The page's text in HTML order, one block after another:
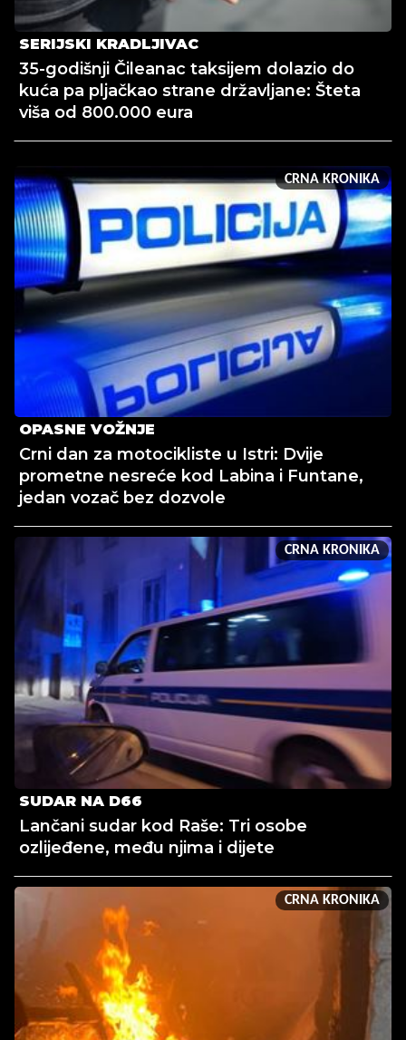
SERIJSKI KRADLJIVAC
35-godišnji Čileanac taksijem dolazio do
kuća pa pljačkao strane državljane: Šteta
viša od 800.000 eura
CRNA KRONIKA
OPASNE VOŽNJE
Crni dan za motocikliste u Istri: Dvije
prometne nesreće kod Labina i Funtane,
jedan vozač bez dozvole
CRNA KRONIKA
SUDAR NA D66
Lančani sudar kod Raše: Tri osobe
ozlijeđene, među njima i dijete
CRNA KRONIKA